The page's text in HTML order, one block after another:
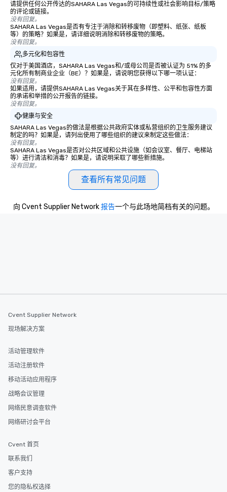
请提供任何公开传达的SAHARA Las Vegas的可持续性或社会影响目标/策略
的评论或链接。
没有回复。
SAHARA Las Vegas是否有专注于消除和转移废物（即塑料、纸张、纸板
等）的策略？如果是，请详细说明消除和转移废物的策略。
没有回复。
多元化和包容性
仅对于美国酒店，SAHARA Las Vegas和/或母公司是否被认证为 51% 的多
元化所有制商业企业（BE）？如果是，请说明您获得以下哪一项认证：
没有回复。
如果适用，请提供SAHARA Las Vegas关于其在多样性、公平和包容性方面
的承诺和举措的公开报告的链接。
没有回复。
健康与安全
SAHARA Las Vegas的做法是根据公共政府实体或私营组织的卫生服务建议
制定的吗？如果是，请列出使用了哪些组织的建议来制定这些做法：
没有回复。
SAHARA Las Vegas是否对公共区域和公共设施（如会议室、餐厅、电梯站
等）进行清洁和消毒？如果是，请说明采取了哪些新措施。
没有回复。
查看所有常见问题
向 Cvent Supplier Network报告一个与此场地简档有关的问题。
Cvent Supplier Network
现场解决方案
活动管理软件
活动注册软件
移动活动应用程序
战略会议管理
网络民意调查软件
网络研讨会平台
Cvent 首页
联系我们
客户支持
您的隐私权选择